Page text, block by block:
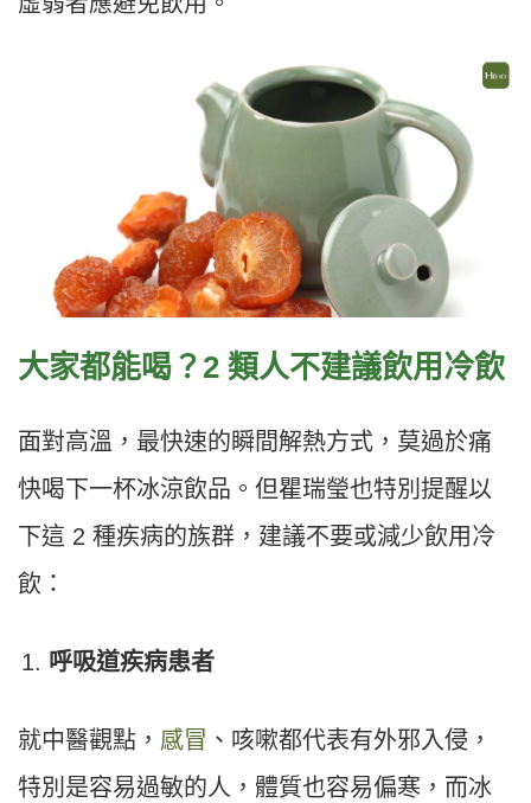
大家都能喝？2 類人不建議飲用冷飲
面對高溫，最快速的瞬間解熱方式，莫過於痛
快喝下一杯冰涼飲品。但瞿瑞瑩也特別提醒以
下這 2 種疾病的族群，建議不要或減少飲用冷
飲：
呼吸道疾病患者
就中醫觀點， 感冒 、咳嗽都代表有外邪入侵，
特別是容易過敏的人，體質也容易偏寒，而冰